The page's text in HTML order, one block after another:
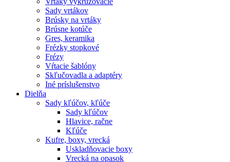
Sady vrtákov
Brúsky na vrtáky
Brúsne kotúče
Gres, keramika
Frézky stopkové
Frézy
Vŕtacie šablóny
Skľučovadla a adaptéry
Iné príslušenstvo
Dielňa
Sady kľúčov, kľúče
Sady kľúčov
Hlavice, račne
Kľúče
Kufre, boxy, vrecká
Uskladňovacie boxy
Vrecká na opasok